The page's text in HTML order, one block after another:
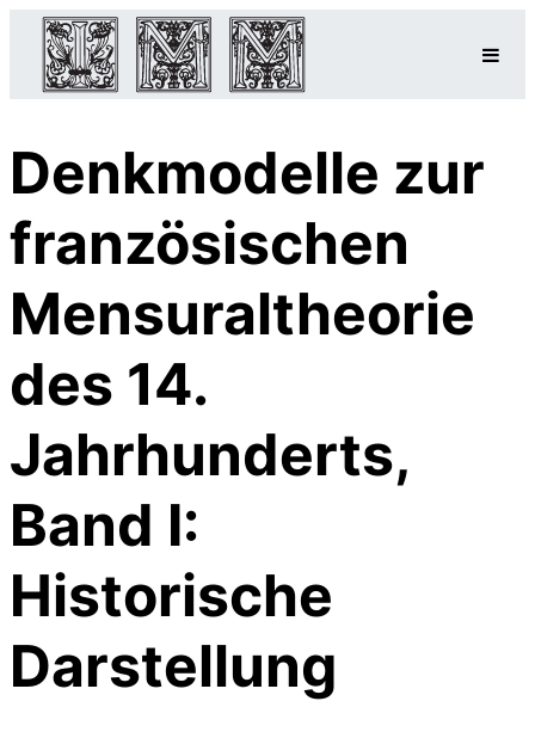
Denkmodelle zur
französischen
Mensuraltheorie
des 14.
Jahrhunderts,
Band I:
Historische
Darstellung